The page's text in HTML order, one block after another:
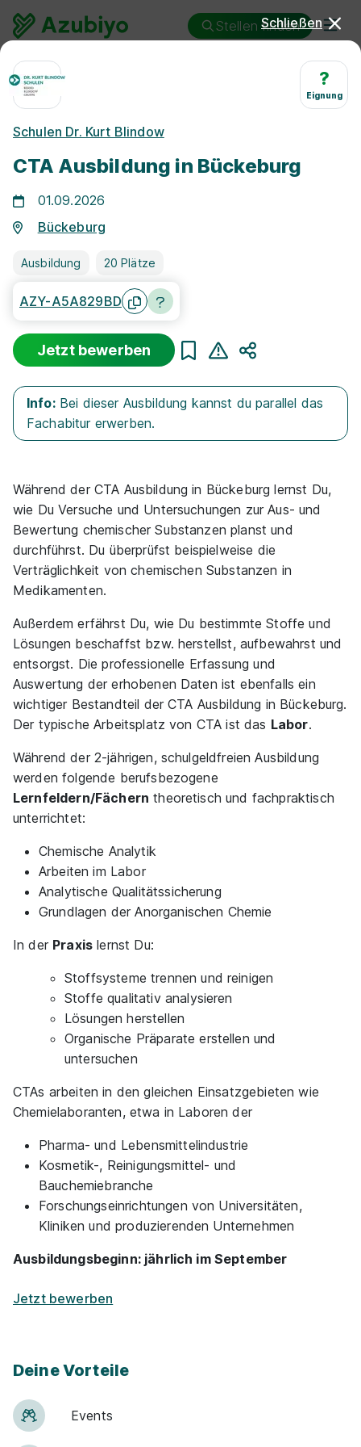
Stellen finden
Ausbildung
Chemisch-technische/r Assistent/in
Ausbildung Chemisch-
technische/r Assistent/in
Bückeburg
Freie Stellen finden
Sortierung Beginn Schulabschluss
Suche zurücksetzen
Infos zum Beruf Chemisch-technischer
Assistent
20 Ausbildungsplätze
CTA Ausbildung in Bückeburg Schulen Dr. Kurt
Blindow
01.09.2026
31675 Bückeburg
Ähnliche Stellen
Assistent/in Hannover Sabine Blindow-Schulen
GmbH & Co. KG
Schnellbewerbung
Ausbildung Chemisch-technische/r
GmbH & Co. KG
01.08.2027
Schließen
?
Eignung
Schulen Dr. Kurt Blindow
CTA Ausbildung in Bückeburg
01.09.2026
Bückeburg
Ausbildung 20 Plätze
AZY-A5A829BD
Jetzt bewerben
Info: Bei dieser Ausbildung kannst du parallel das
Fachabitur erwerben.
Während der CTA Ausbildung in Bückeburg lernst Du,
wie Du Versuche und Untersuchungen zur Aus- und
Bewertung chemischer Substanzen planst und
durchführst. Du überprüfst beispielweise die
Verträglichkeit von chemischen Substanzen in
Medikamenten.
Außerdem erfährst Du, wie Du bestimmte Stoffe und
Lösungen beschaffst bzw. herstellst, aufbewahrst und
entsorgst. Die professionelle Erfassung und
Auswertung der erhobenen Daten ist ebenfalls ein
wichtiger Bestandteil der CTA Ausbildung in Bückeburg.
Der typische Arbeitsplatz von CTA ist das Labor.
Während der 2-jährigen, schulgeldfreien Ausbildung
werden folgende berufsbezogene
Lernfeldern/Fächern theoretisch und fachpraktisch
unterrichtet:
Chemische Analytik
Arbeiten im Labor
Analytische Qualitätssicherung
Grundlagen der Anorganischen Chemie
In der Praxis lernst Du:
Stoffsysteme trennen und reinigen
Stoffe qualitativ analysieren
Lösungen herstellen
Organische Präparate erstellen und
untersuchen
CTAs arbeiten in den gleichen Einsatzgebieten wie
Chemielaboranten, etwa in Laboren der
Pharma- und Lebensmittelindustrie
Kosmetik-, Reinigungsmittel- und
Bauchemiebranche
Forschungseinrichtungen von Universitäten,
Kliniken und produzierenden Unternehmen
Ausbildungsbeginn: jährlich im September
Jetzt bewerben
Deine Vorteile
Events